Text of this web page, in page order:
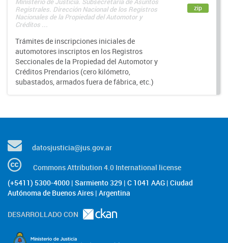
Registrales. Dirección Nacional de los Registros
Nacionales de la Propiedad del Automotor y
Créditos ...
Trámites de inscripciones iniciales de
automotores inscriptos en los Registros
Seccionales de la Propiedad del Automotor y
Créditos Prendarios (cero kilómetro,
subastados, armados fuera de fábrica, etc.)
zip
datosjusticia@jus.gov.ar
Commons Attribution 4.0 International license
(+5411) 5300-4000 | Sarmiento 329 | C 1041 AAG | Ciudad
Autónoma de Buenos Aires | Argentina
DESARROLLADO CON